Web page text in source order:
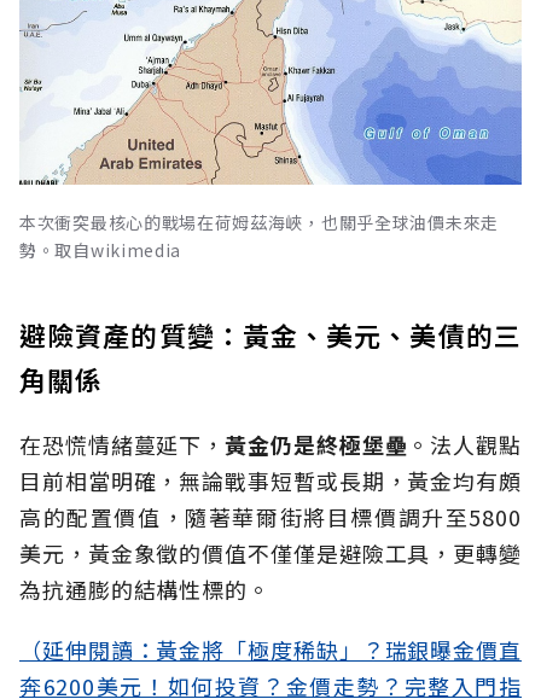
本次衝突最核心的戰場在荷姆茲海峽，也關乎全球油價未來走
勢。取自wikimedia
避險資產的質變：黃金、美元、美債的三
角關係
在恐慌情緒蔓延下，黃金仍是終極堡壘 。法人觀點
目前相當明確，無論戰事短暫或長期，黃金均有頗
高的配置價值，隨著華爾街將目標價調升至5800
美元，黃金象徵的價值不僅僅是避險工具，更轉變
為抗通膨的結構性標的。
（延伸閱讀：黃金將「極度稀缺」？瑞銀曝金價直
奔6200美元！如何投資？金價走勢？完整入門指